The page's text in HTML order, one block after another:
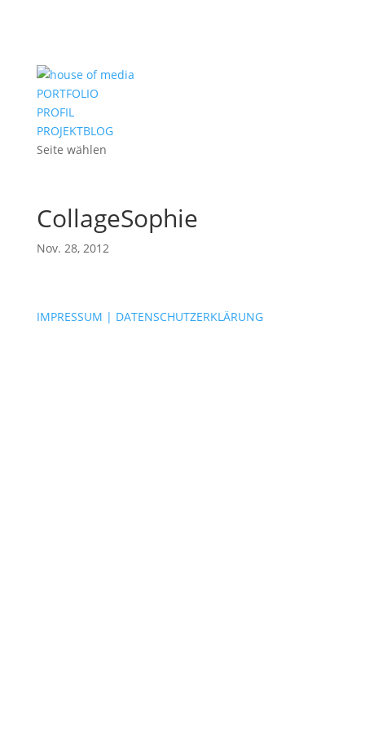
PORTFOLIO
PROFIL
PROJEKTBLOG
Seite wählen
CollageSophie
Nov. 28, 2012
IMPRESSUM | DATENSCHUTZERKLÄRUNG